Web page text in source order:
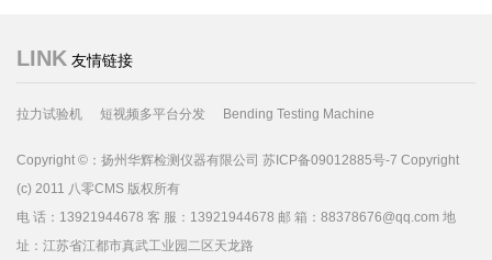
LINK 友情链接
拉力试验机 短视频多平台分发 Bending Testing Machine
Copyright ©：扬州华辉检测仪器有限公司 苏ICP备09012885号-7 Copyright
(c) 2011 八零CMS 版权所有
电 话：13921944678 客 服：13921944678 邮 箱：88378676@qq.com 地
址：江苏省江都市真武工业园二区天龙路